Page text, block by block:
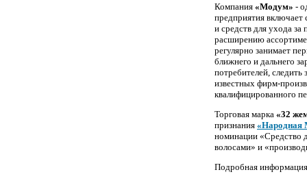
Компания «Модум» -
предприятия
и средств для ухода
расширению
регулярно занимает
ближнего и дальнего
потребителей,
известных фирм-
квалифицированного
Торговая марка «32
признания «Народная
номинации «Средство
волосами» и
Подробная